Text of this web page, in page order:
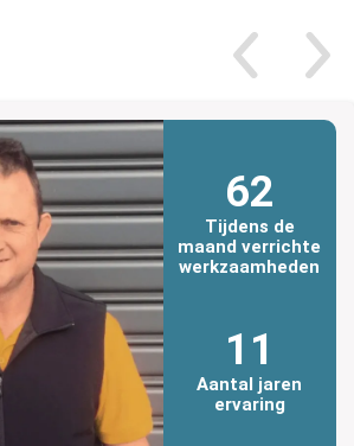
62
Tijdens de
maand verrichte
werkzaamheden
11
Aantal jaren
ervaring